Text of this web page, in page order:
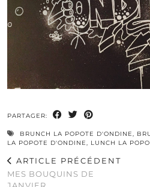
PARTAGER:
BRUNCH LA POPOTE D'ONDINE
LA POPOTE D'ONDINE
LUNCH LA
ARTICLE PRÉCÉDENT
MES BOUQUINS DE
JANVIER